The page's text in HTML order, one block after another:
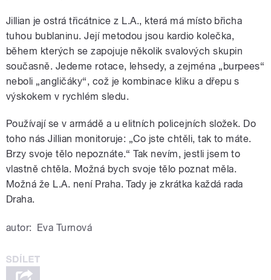
Jillian je ostrá třicátnice z L.A., která má místo břicha
tuhou bublaninu. Její metodou jsou kardio kolečka,
během kterých se zapojuje několik svalových skupin
současně. Jedeme rotace, lehsedy, a zejména „burpees“
neboli „angličáky“, což je kombinace kliku a dřepu s
výskokem v rychlém sledu.
Používají se v armádě a u elitních policejních složek. Do
toho nás Jillian monitoruje: „Co jste chtěli, tak to máte.
Brzy svoje tělo nepoznáte.“ Tak nevím, jestli jsem to
vlastně chtěla. Možná bych svoje tělo poznat měla.
Možná že L.A. není Praha. Tady je zkrátka každá rada
Draha.
autor: Eva Turnová